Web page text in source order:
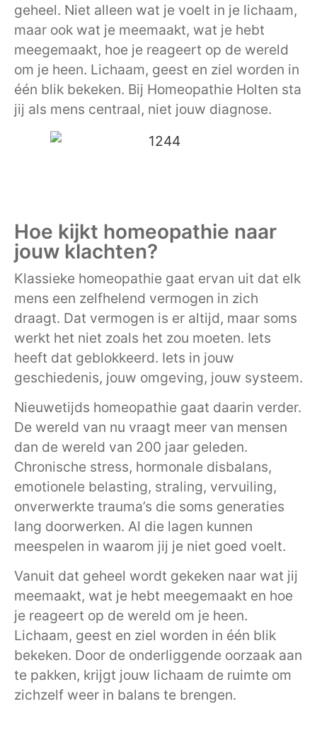
geheel. Niet alleen wat je voelt in je lichaam,
maar ook wat je meemaakt, wat je hebt
meegemaakt, hoe je reageert op de wereld
om je heen. Lichaam, geest en ziel worden in
één blik bekeken. Bij Homeopathie Holten sta
jij als mens centraal, niet jouw diagnose.
Hoe kijkt homeopathie naar
jouw klachten?
Klassieke homeopathie gaat ervan uit dat elk
mens een zelfhelend vermogen in zich
draagt. Dat vermogen is er altijd, maar soms
werkt het niet zoals het zou moeten. Iets
heeft dat geblokkeerd. Iets in jouw
geschiedenis, jouw omgeving, jouw systeem.
Nieuwetijds homeopathie gaat daarin verder.
De wereld van nu vraagt meer van mensen
dan de wereld van 200 jaar geleden.
Chronische stress, hormonale disbalans,
emotionele belasting, straling, vervuiling,
onverwerkte trauma’s die soms generaties
lang doorwerken. Al die lagen kunnen
meespelen in waarom jij je niet goed voelt.
Vanuit dat geheel wordt gekeken naar wat jij
meemaakt, wat je hebt meegemaakt en hoe
je reageert op de wereld om je heen.
Lichaam, geest en ziel worden in één blik
bekeken. Door de onderliggende oorzaak aan
te pakken, krijgt jouw lichaam de ruimte om
zichzelf weer in balans te brengen.